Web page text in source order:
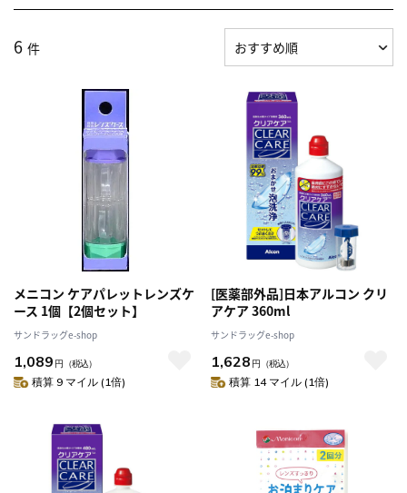
6 件
メニコン ケアパレットレンズケ
ース 1個【2個セット】
サンドラッグe-shop
1,089 円 （税込）
積算 9 マイル (1倍)
[医薬部外品]日本アルコン クリ
アケア 360ml
サンドラッグe-shop
1,628 円 （税込）
積算 14 マイル (1倍)